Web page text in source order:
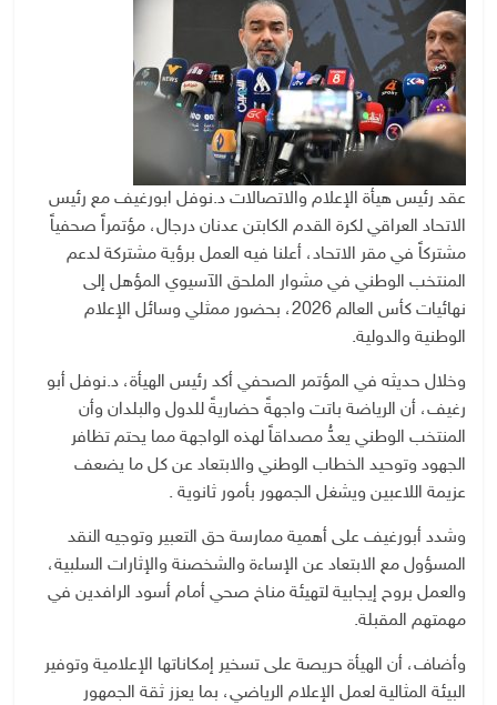
عقد رئيس هيأة الإعلام والاتصالات د.نوفل ابورغيف مع رئيس
الاتحاد العراقي لكرة القدم الكابتن عدنان درجال، مؤتمراً صحفياً
مشتركاً في مقر الاتحاد، أعلنا فيه العمل برؤية مشتركة لدعم
المنتخب الوطني في مشوار الملحق الآسيوي المؤهل إلى
نهائيات كأس العالم 2026، بحضور ممثلي وسائل الإعلام
الوطنية والدولية.
وخلال حديثه في المؤتمر الصحفي أكد رئيس الهيأة، د.نوفل أبو
رغيف، أن الرياضة باتت واجهةً حضاريةً للدول والبلدان وأن
المنتخب الوطني يعدُّ مصداقاً لهذه الواجهة مما يحتم تظافر
الجهود وتوحيد الخطاب الوطني والابتعاد عن كل ما يضعف
عزيمة اللاعبين ويشغل الجمهور بأمور ثانوية .
وشدد أبورغيف على أهمية ممارسة حق التعبير وتوجيه النقد
المسؤول مع الابتعاد عن الإساءة والشخصنة والإثارات السلبية،
والعمل بروح إيجابية لتهيئة مناخ صحي أمام أسود الرافدين في
مهمتهم المقبلة.
وأضاف، أن الهيأة حريصة على تسخير إمكاناتها الإعلامية وتوفير
البيئة المثالية لعمل الإعلام الرياضي، بما يعزز ثقة الجمهور